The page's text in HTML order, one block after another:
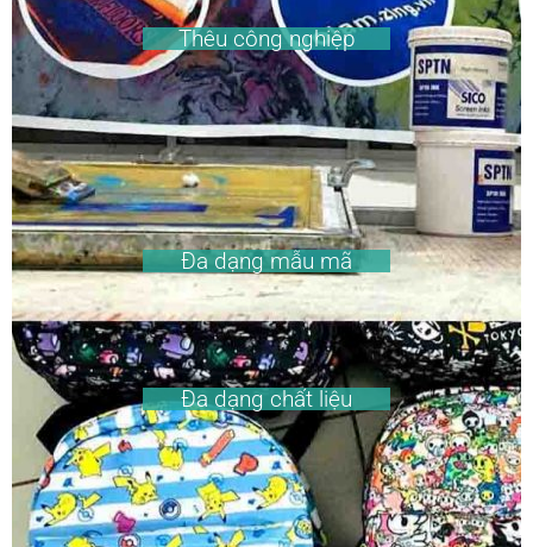
Thêu công nghiệp
Đa dạng mẫu mã
Đa dạng chất liệu